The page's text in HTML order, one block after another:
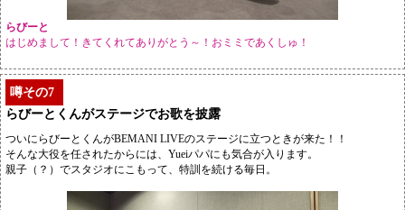
らびーと
はじめまして！きてくれてありがとう～！おミミであくしゅ！
噂その7
らびーとくんがステージでお歌を披露
ついにらびーとくんがBEMANI LIVEのステージに立つときが来た！！
そんな大役を任されたからには、Yueiパパにも気合が入ります。
親子（？）でスタジオにこもって、特訓を続ける毎日。